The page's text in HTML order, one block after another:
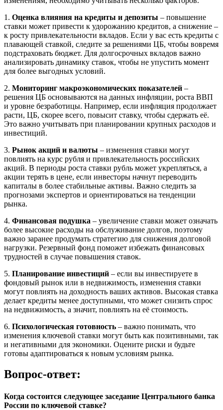
1. Оценка влияния на кредиты и депозиты – повышение
ставки может привести к удорожанию кредитов, а снижение –
к росту привлекательности вкладов. Если у вас есть кредиты с
плавающей ставкой, следите за решениями ЦБ, чтобы вовремя
подстраховать бюджет. Для долгосрочных вкладов важно
анализировать динамику ставок, чтобы не упустить момент
для более выгодных условий.
2. Мониторинг макроэкономических показателей –
решения ЦБ основываются на данных инфляции, роста ВВП
и уровне безработицы. Например, если инфляция продолжает
расти, ЦБ, скорее всего, повысит ставку, чтобы сдержать её.
Это важно учитывать при планировании крупных расходов и
инвестиций.
3. Рынок акций и валюты – изменения ставки могут
повлиять на курс рубля и привлекательность российских
акций. В периоды роста ставки рубль может укрепляться, а
акции терять в цене, если инвесторы начнут переводить
капиталы в более стабильные активы. Важно следить за
прогнозами экспертов и ориентироваться на тенденции
рынка.
4. Финансовая подушка – увеличение ставки может означать
более высокие расходы на обслуживание долгов, поэтому
важно заранее продумать стратегию для снижения долговой
нагрузки. Резервный фонд поможет избежать финансовых
трудностей в случае повышения ставок.
5. Планирование инвестиций – если вы инвестируете в
фондовый рынок или в недвижимость, изменения ставки
могут повлиять на доходность ваших активов. Высокая ставка
делает кредиты менее доступными, что может снизить спрос
на недвижимость, а значит, повлиять на её стоимость.
6. Психологическая готовность – важно понимать, что
изменения ключевой ставки могут быть как позитивными, так
и негативными для экономики. Оцените риски и будьте
готовы адаптироваться к новым условиям рынка.
Вопрос-ответ:
Когда состоится следующее заседание Центрального банка
России по ключевой ставке?